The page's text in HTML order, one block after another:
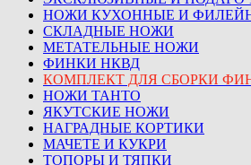
НОЖИ КУХОННЫЕ И
СКЛАДНЫЕ НОЖИ
МЕТАТЕЛЬНЫЕ НОЖИ
ФИНКИ НКВД
КОМПЛЕКТ ДЛЯ СБОРКИ
НОЖИ ТАНТО
ЯКУТСКИЕ НОЖИ
НАГРАДНЫЕ КОРТИКИ
МАЧЕТЕ И КУКРИ
ТОПОРЫ И ТЯПКИ